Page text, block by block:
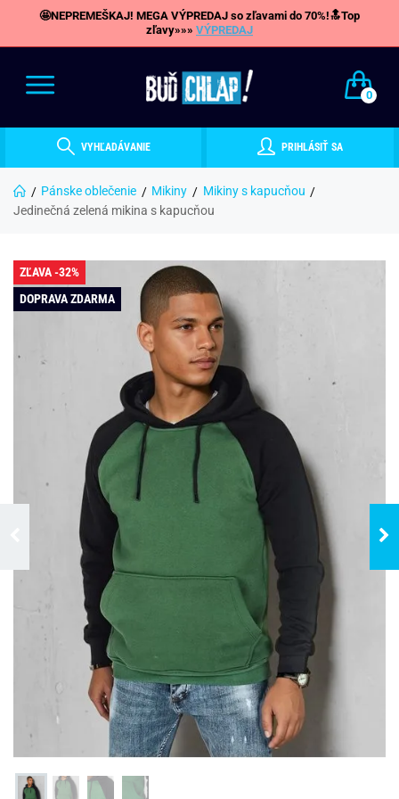
🤩NEPREMEŠKAJ! MEGA VÝPREDAJ so zľavami do 70%!🔝Top
zľavy»»» VÝPREDAJ
0
VYHĽADÁVANIE PRIHLÁSIŤ SA
Pánske oblečenie Mikiny
Mikiny s kapucňou
Jedinečná zelená mikina s kapucňou
ZĽAVA -32%
DOPRAVA ZDARMA